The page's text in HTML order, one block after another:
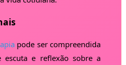
pode ser compreendida
escuta e reflexão sobre a